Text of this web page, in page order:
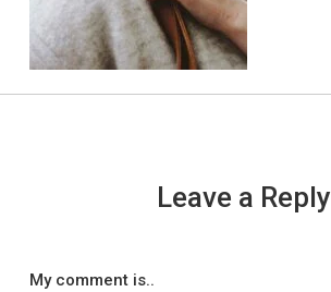
Leave a Reply
My comment is..